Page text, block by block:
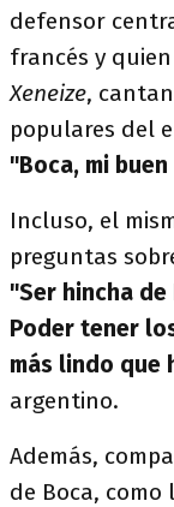
defensor
francés y
Xeneize,
populares del
"Boca, mi buen
Incluso, el
preguntas
"Ser hincha
Poder tener
más lindo que
argentino.
Además,
de Boca,